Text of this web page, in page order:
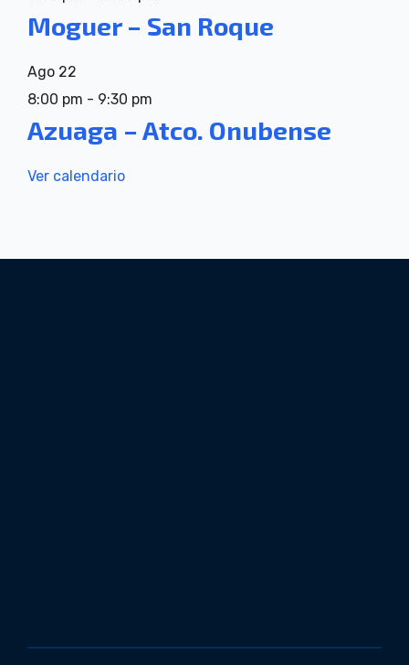
Moguer – San Roque
Ago 22
8:00 pm - 9:30 pm
Azuaga – Atco. Onubense
Ver calendario